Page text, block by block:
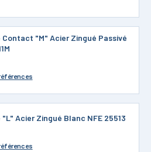
Contact "M" Acier Zingué Passivé
Acier Zingué Blanc NFE 25513